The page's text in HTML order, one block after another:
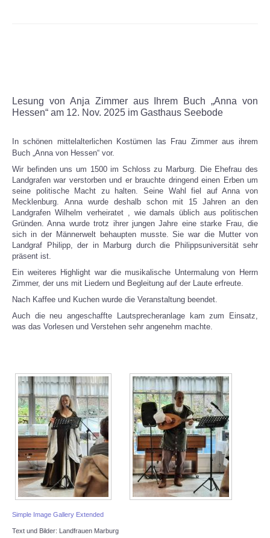
Lesung von Anja Zimmer aus Ihrem Buch „Anna von
Hessen“ am 12. Nov. 2025 im Gasthaus Seebode
In schönen mittelalterlichen Kostümen las Frau Zimmer aus ihrem
Buch „Anna von Hessen“ vor.
Wir befinden uns um 1500 im Schloss zu Marburg. Die Ehefrau des
Landgrafen war verstorben und er brauchte dringend einen Erben um
seine politische Macht zu halten. Seine Wahl fiel auf Anna von
Mecklenburg. Anna wurde deshalb schon mit 15 Jahren an den
Landgrafen Wilhelm verheiratet , wie damals üblich aus politischen
Gründen. Anna wurde trotz ihrer jungen Jahre eine starke Frau, die
sich in der Männerwelt behaupten musste.Sie war die Mutter von
Landgraf Philipp, der in Marburg durch die Philippsuniversität sehr
präsent ist.
Ein weiteres Highlight war die musikalische Untermalung von Herrn
Zimmer, der uns mit Liedern und Begleitung auf der Laute erfreute.
Nach Kaffee und Kuchen wurde die Veranstaltung beendet.
Auch die neu angeschaffte Lautsprecheranlage kam zum Einsatz,
was das Vorlesen und Verstehen sehr angenehm machte.
Simple Image Gallery Extended
Text und Bilder: Landfrauen Marburg